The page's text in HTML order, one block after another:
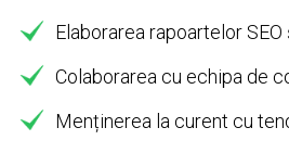
Elaborarea rapoartelor
Colaborarea cu echipa de
Menținerea la curent cu